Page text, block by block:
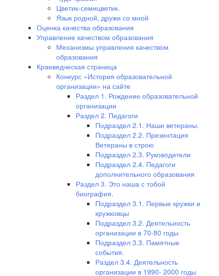
Цветик-семицветик.
Язык родной, дружи со мной
Оценка качества образования
Управление качеством образования
Механизмы управления качеством
образования
Краеведческая страница
Конкурс «История образовательной
организации» на сайте
Раздел 1. Рождение образовательной
организации
Раздел 2. Педагоги
Подраздел 2.1. Наши ветераны.
Подраздел 2.2. Презентация
Ветераны в строю
Подраздел 2.3. Руководители
Подраздел 2.4. Педагоги
дополнительного образования
Раздел 3. Это наша с тобой
биография.
Подраздел 3.1. Первые кружки и
кружковцы
Подраздел 3.2. Деятельность
организации в 70-80 годы
Подраздел 3.3. Памятные
события.
Раздел 3.4. Деятельность
организации в 1990- 2000 годы